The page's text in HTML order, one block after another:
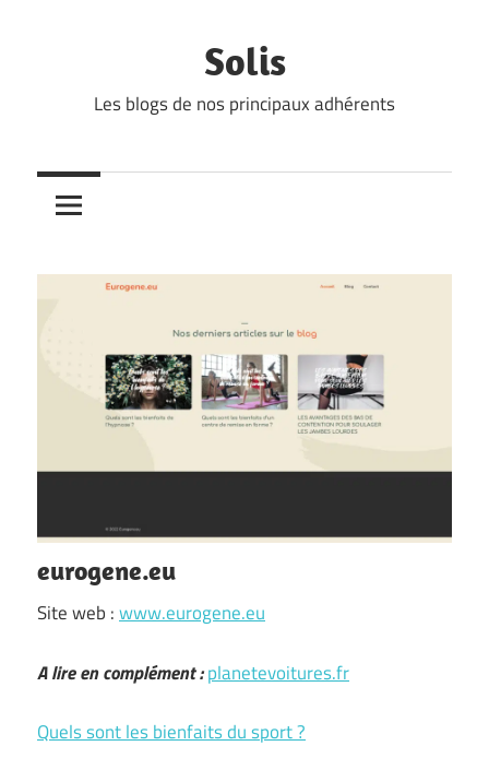
Solis
Les blogs de nos principaux adhérents
eurogene.eu
Site web :www.eurogene.eu
A lire en complément :planetevoitures.fr
Quels sont les bienfaits du sport ?